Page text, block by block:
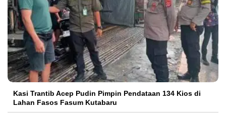
Kasi Trantib Acep Pudin Pimpin Pendataan 134 Kios di
Lahan Fasos Fasum Kutabaru